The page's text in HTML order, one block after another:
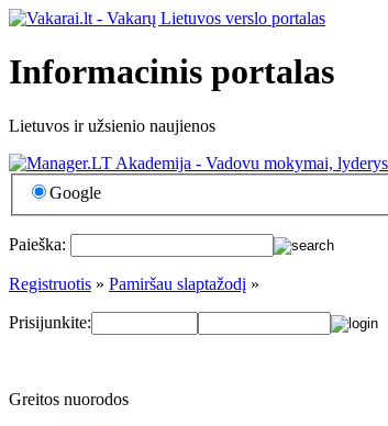
Informacinis portalas
Lietuvos ir užsienio naujienos
Google
Paieška:
Registruotis » Pamiršau slaptažodį »
Prisijunkite:
Greitos nuorodos